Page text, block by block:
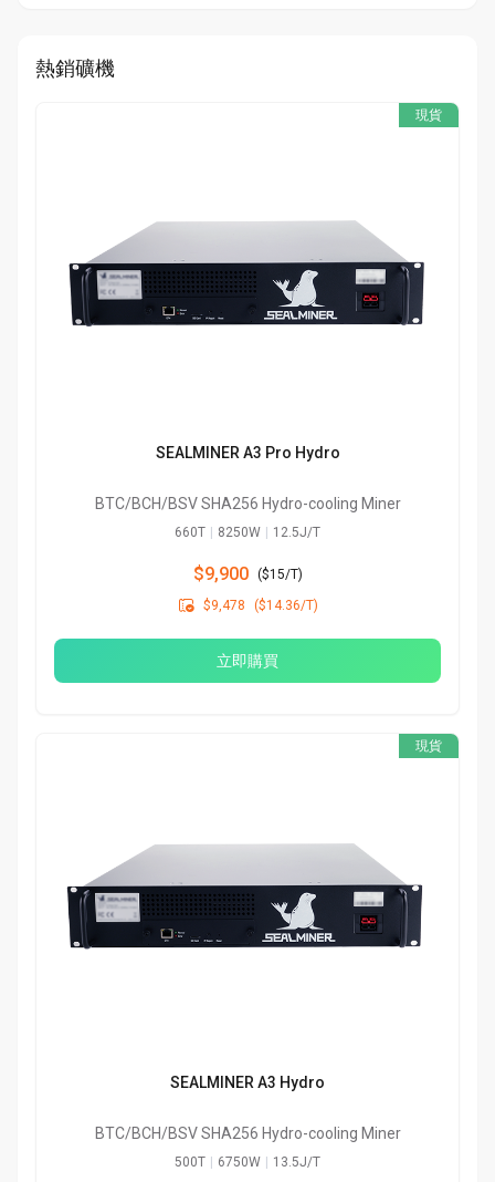
熱銷礦機
現貨
SEALMINER A3 Pro Hydro
BTC/BCH/BSV SHA256 Hydro-cooling Miner
660T | 8250W | 12.5J/T
$9,900 ($15/T)
 $9,478 ($14.36/T)
立即購買
現貨
SEALMINER A3 Hydro
BTC/BCH/BSV SHA256 Hydro-cooling Miner
500T 6750W 13.5J/T